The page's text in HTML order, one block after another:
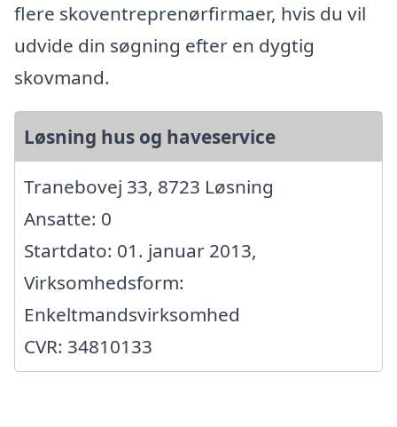
flere skoventreprenørfirmaer, hvis du vil
udvide din søgning efter en dygtig
skovmand.
Løsning hus og haveservice
Tranebovej 33, 8723 Løsning
Ansatte: 0
Startdato: 01. januar 2013,
Virksomhedsform:
Enkeltmandsvirksomhed
CVR: 34810133